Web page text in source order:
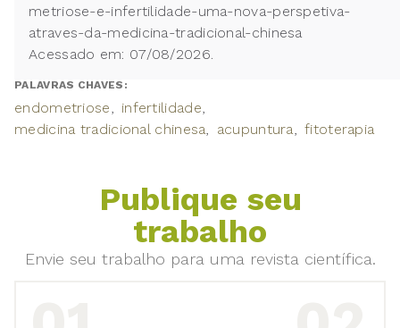
metriose-e-infertilidade-uma-nova-perspetiva-
atraves-da-medicina-tradicional-chinesa
Acessado em: 07/08/2026.
PALAVRAS CHAVES:
endometriose
infertilidade
medicina tradicional chinesa
acupuntura fitoterapia
Publique seu
trabalho
Envie seu trabalho para uma revista científica.